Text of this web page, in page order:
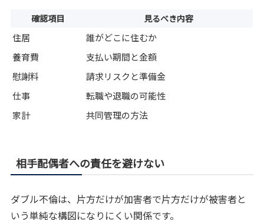
確認項目 見るべき内容
住居
誰がどこに住むか
養育費
支払い期間と金額
慰謝料
請求リスクと準備金
仕事
転職や退職の可能性
家計
共同管理の方法
相手配偶者への責任を避けない
ダブル不倫は、片方だけが加害者で片方だけが被害者と
いう単純な構図になりにくい関係です。